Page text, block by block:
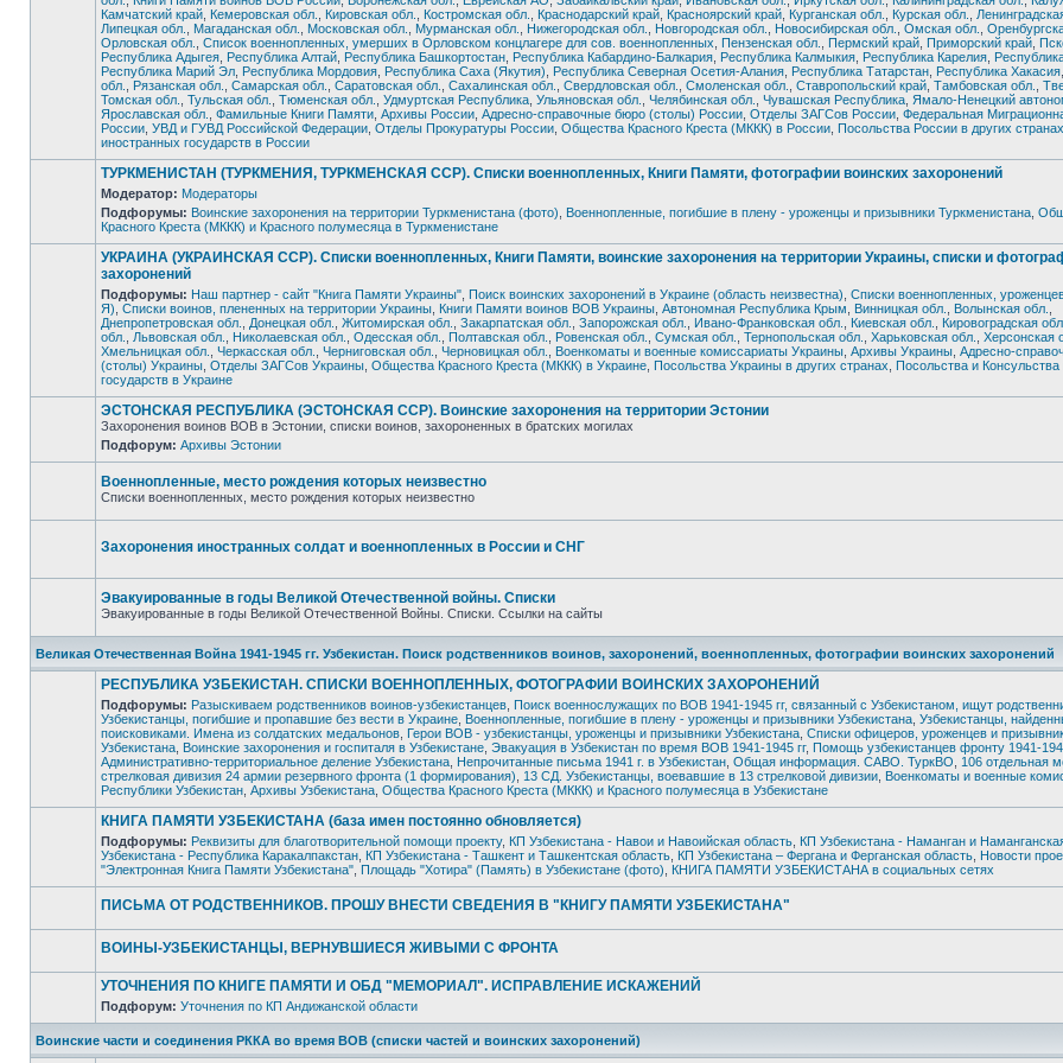
Нет
непрочитанных
сообщений
Камчатский край Кемеровская обл. Кировская обл. Костромская обл. Краснодарский край Красноярский край Курганская обл. Курская обл.
Липецкая обл.
Магаданская обл. Московская обл. Мурманская обл. Нижегородская обл. Новгородская обл. Новосибирская обл. Омская обл.
Орловская обл.
Список военнопленных, умерших в Орловском концлагере для сов. военнопленных Пензенская обл. Пермский край Приморский край
Республика Адыгея Республика Алтай Республика Башкортостан Республика Кабардино-Балкария Республика Калмыкия Республика Карелия
Республика Марий Эл Республика Мордовия Республика Саха (Якутия) Республика Северная Осетия-Алания Республика Татарстан Республика Хакасия
обл.
Рязанская обл. Самарская обл. Саратовская обл. Сахалинская обл. Свердловская обл. Смоленская обл. Ставропольский край Тамбовская обл.
Томская обл.
Тульская обл. Тюменская обл. Удмуртская Республика Ульяновская обл. Челябинская обл. Чувашская Республика Ямало-Ненецкий
Ярославская обл.
Фамильные Книги Памяти Архивы России Адресно-справочные бюро (столы) России Отделы ЗАГСов России Федеральная
России УВД и ГУВД Российской Федерации Отделы Прокуратуры России Общества Красного Креста (МККК) в России Посольства России в других странах
иностранных государств в России
Нет
непрочитанных
сообщений
ТУРКМЕНИСТАН (ТУРКМЕНИЯ, ТУРКМЕНСКАЯ ССР). Списки военнопленных, Книги Памяти, фотографии воинских захоронений
Модератор: Модераторы
Подфорумы: Воинские захоронения на территории Туркменистана (фото) Военнопленные, погибшие в плену - уроженцы и призывники Туркменистана
Красного Креста (МККК) и Красного полумесяца в Туркменистане
Нет
непрочитанных
сообщений
УКРАИНА (УКРАИНСКАЯ ССР). Списки военнопленных, Книги Памяти, воинские захоронения на территории Украины, списки и
захоронений
Подфорумы: Наш партнер - сайт "Книга Памяти Украины" Поиск воинских захоронений в Украине (область неизвестна) Списки военнопленных,
Я) Списки воинов, плененных на территории Украины Книги Памяти воинов ВОВ Украины Автономная Республика Крым Винницкая обл. Волынская обл.
Днепропетровская обл.
Донецкая обл. Житомирская обл. Закарпатская обл. Запорожская обл. Ивано-Франковская обл. Киевская обл. Кировоградская обл.
обл.
Львовская обл. Николаевская обл. Одесская обл. Полтавская обл. Ровенская обл. Сумская обл. Тернопольская обл. Харьковская обл. Херсонская
Хмельницкая обл.
Черкасская обл. Черниговская обл. Черновицкая обл. Военкоматы и военные комиссариаты Украины Архивы Украины Адресно-
(столы) Украины Отделы ЗАГСов Украины Общества Красного Креста (МККК) в Украине Посольства Украины в других странах Посольства и
государств в Украине
Нет
непрочитанных
сообщений
ЭСТОНСКАЯ РЕСПУБЛИКА (ЭСТОНСКАЯ ССР). Воинские захоронения на территории Эстонии
Захоронения воинов ВОВ в Эстонии, списки воинов, захороненных в братских могилах
Подфорум: Архивы Эстонии
непрочитанных
Военнопленные, место рождения которых неизвестно
Списки военнопленных, место рождения которых неизвестно
непрочитанных
сообщений
Захоронения иностранных солдат и военнопленных в России и СНГ
непрочитанных
сообщений
Эвакуированные в годы Великой Отечественной войны. Списки
Эвакуированные в годы Великой Отечественной Войны. Списки. Ссылки на сайты
Великая Отечественная Война 1941-1945 гг. Узбекистан. Поиск родственников воинов, захоронений, военнопленных, фотографии воинских захоронений
Нет
непрочитанных
сообщений
РЕСПУБЛИКА УЗБЕКИСТАН. СПИСКИ ВОЕННОПЛЕННЫХ, ФОТОГРАФИИ ВОИНСКИХ ЗАХОРОНЕНИЙ
Подфорумы: Разыскиваем родственников воинов-узбекистанцев Поиск военнослужащих по ВОВ 1941-1945 гг, связанный с Узбекистаном, ищут
Узбекистанцы, погибшие и пропавшие без вести в Украине Военнопленные, погибшие в плену - уроженцы и призывники Узбекистана Узбекистанцы,
поисковиками. Имена из солдатских медальонов Герои ВОВ - узбекистанцы, уроженцы и призывники Узбекистана Списки офицеров, уроженцев и
Узбекистана Воинские захоронения и госпиталя в Узбекистане Эвакуация в Узбекистан по время ВОВ 1941-1945 гг, Помощь узбекистанцев фронту 1941-
Административно-территориальное деление Узбекистана Непрочитанные письма 1941 г. в Узбекистан Общая информация. САВО. ТуркВО
106 отдельная
стрелковая дивизия 24 армии резервного фронта (1 формирования)
13 СД. Узбекистанцы, воевавшие в 13 стрелковой дивизии Военкоматы и военные
Республики Узбекистан Архивы Узбекистана Общества Красного Креста (МККК) и Красного полумесяца в Узбекистане
Нет
непрочитанных
КНИГА ПАМЯТИ УЗБЕКИСТАНА (база имен постоянно обновляется)
Подфорумы: Реквизиты для благотворительной помощи проекту, КП Узбекистана - Навои и Навоийская область КП Узбекистана - Наманган и
Узбекистана - Республика Каракалпакстан КП Узбекистана - Ташкент и Ташкентская область КП Узбекистана – Фергана и Ферганская область Новости
"Электронная Книга Памяти Узбекистана" Площадь "Хотира" (Память) в Узбекистане (фото) КНИГА ПАМЯТИ УЗБЕКИСТАНА в социальных сетях
Нет
непрочитанных
сообщений
ПИСЬМА ОТ РОДСТВЕННИКОВ. ПРОШУ ВНЕСТИ СВЕДЕНИЯ В "КНИГУ ПАМЯТИ УЗБЕКИСТАНА"
Нет
непрочитанных
ВОИНЫ-УЗБЕКИСТАНЦЫ, ВЕРНУВШИЕСЯ ЖИВЫМИ С ФРОНТА
сообщений
УТОЧНЕНИЯ ПО КНИГЕ ПАМЯТИ И ОБД "МЕМОРИАЛ". ИСПРАВЛЕНИЕ ИСКАЖЕНИЙ
Подфорум: Уточнения по КП Андижанской области
Воинские части и соединения РККА во время ВОВ (списки частей и воинских захоронений)